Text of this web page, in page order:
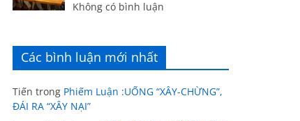
Không có bình luận
Các bình luận mới nhất
Tiến trong Phiếm Luận :UỐNG “XÂY-CHỪNG”,
ĐÁI RA “XÂY NẠI”